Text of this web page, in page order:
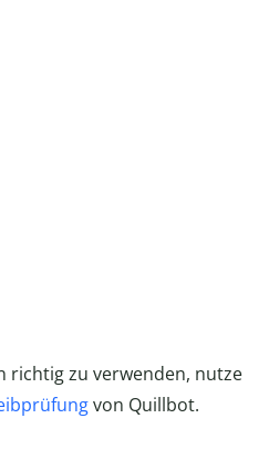
richtig zu verwenden, nutze
von Quillbot.